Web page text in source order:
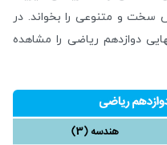
و متنوعی را بخواند. در
دوازدهم ریاضی را مشاهده